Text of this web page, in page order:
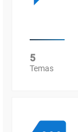
5
Temas